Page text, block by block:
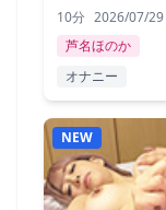
10分 2026/07/29
芦名ほのか
オナニー
NEW